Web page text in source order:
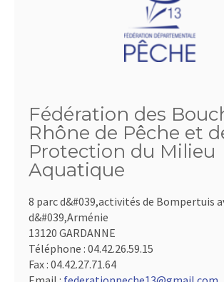
Fédération des
Rhône de Pêche et
Protection du Milieu
Aquatique
8 parc d&#039,activités de Bompertuis
d&#039,Arménie
13120 GARDANNE
Téléphone : 04.42.26.59.15
Fax : 04.42.27.71.64